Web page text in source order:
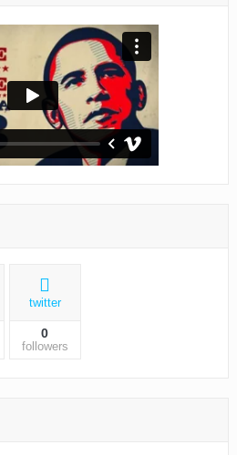
twitter
0
followers